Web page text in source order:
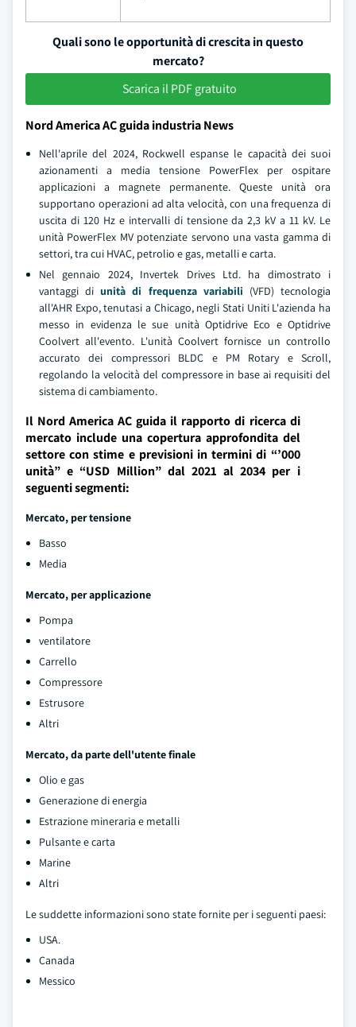
Quali sono le opportunità di crescita in questo
mercato?
Scarica il PDF gratuito
Nord America AC guida industria News
Nell'aprile del 2024, Rockwell espanse le capacità dei suoi
azionamenti a media tensione PowerFlex per ospitare
applicazioni a magnete permanente. Queste unità ora
supportano operazioni ad alta velocità, con una frequenza di
uscita di 120 Hz e intervalli di tensione da 2,3 kV a 11 kV. Le
unità PowerFlex MV potenziate servono una vasta gamma di
settori, tra cui HVAC, petrolio e gas, metalli e carta.
Nel gennaio 2024, Invertek Drives Ltd. ha dimostrato i
vantaggi di unità di frequenza variabili (VFD) tecnologia
all'AHR Expo, tenutasi a Chicago, negli Stati Uniti L'azienda ha
messo in evidenza le sue unità Optidrive Eco e Optidrive
Coolvert all'evento. L'unità Coolvert fornisce un controllo
accurato dei compressori BLDC e PM Rotary e Scroll,
regolando la velocità del compressore in base ai requisiti del
sistema di cambiamento.
Il Nord America AC guida il rapporto di ricerca di
mercato include una copertura approfondita del
settore con stime e previsioni in termini di “’000
unità” e “USD Million” dal 2021 al 2034 per i
seguenti segmenti:
Mercato, per tensione
Basso
Media
Mercato, per applicazione
Pompa
ventilatore
Carrello
Compressore
Estrusore
Altri
Mercato, da parte dell'utente finale
Olio e gas
Generazione di energia
Estrazione mineraria e metalli
Pulsante e carta
Marine
Altri
Le suddette informazioni sono state fornite per i seguenti paesi:
USA.
Canada
Messico